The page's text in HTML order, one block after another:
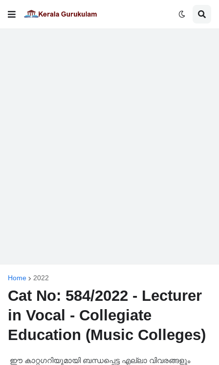
Home 2022
Cat No: 584/2022 - Lecturer
in Vocal - Collegiate
Education (Music Colleges)
ഈ കാറ്റഗറിയുമായി ബന്ധപ്പെട്ട എല്ലാ വിവരങ്ങളും